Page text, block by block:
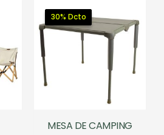
30% Dcto
30% Dcto
MESA DE CAMPING